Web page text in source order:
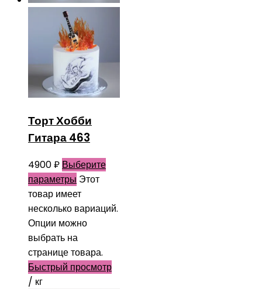
Торт Хобби
Гитара 463
4900₽ Выберите
параметры Этот
товар имеет
несколько вариаций.
Опции можно
выбрать на
странице товара.
Быстрый просмотр
/ кг